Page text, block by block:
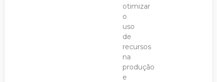
otimizar
o
uso
de
recursos
na
produção
e